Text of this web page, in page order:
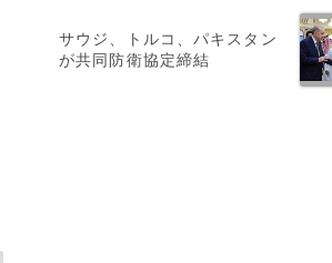
サウジ、トルコ、パキスタン
が共同防衛協定締結